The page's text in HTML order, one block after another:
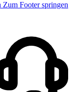
Zum Footer springen